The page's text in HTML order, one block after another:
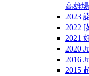
高雄場
2023
2022
2021
2020
2016
2015